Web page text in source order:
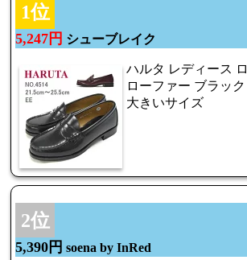
1位
5,247円 シューブレイク
ハルタ レディース
ローファー ブラッ
大きいサイズ
2位
5,390円 soena by InRed